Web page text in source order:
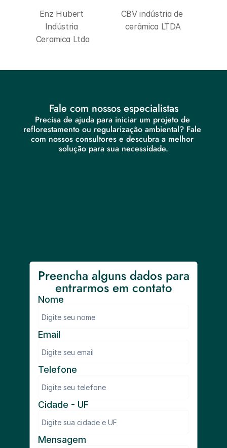
Enz Hubert
Indústria
Ceramica Ltda
CBV indústria de
cerâmica LTDA
Fale com nossos especialistas
Precisa de ajuda para iniciar um projeto de
reflorestamento ou regularização ambiental? Fale
com nossos consultores e descubra a melhor
solução para sua necessidade.
Preencha alguns dados para
entrarmos em contato
Email
Telefone
Nome
Cidade - UF
Mensagem